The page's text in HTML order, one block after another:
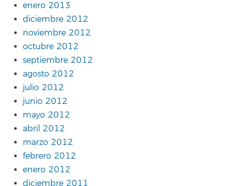
enero 2013
diciembre 2012
noviembre 2012
octubre 2012
septiembre 2012
agosto 2012
julio 2012
junio 2012
mayo 2012
abril 2012
marzo 2012
febrero 2012
enero 2012
diciembre 2011